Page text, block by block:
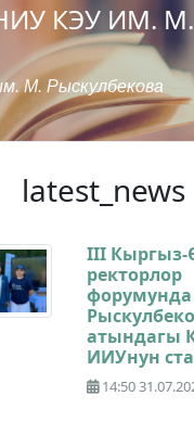
КЭУ ИМ. М.
М. Рыскулбекова
latest_news
III Кыргыз-
ректорлор
атындагы
ИИУнун
14:50